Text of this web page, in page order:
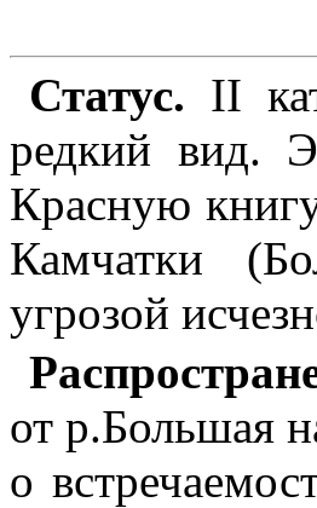
Статус. II
редкий вид.
Красную
Камчатки
угрозой
от р.Большая
о